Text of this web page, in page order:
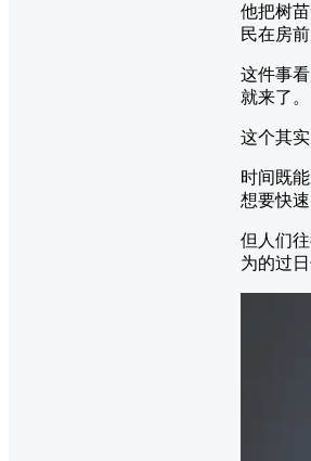
他把树
民在房
这件事
就来了。
这个其
时间既
想要快
但人们
为的过日